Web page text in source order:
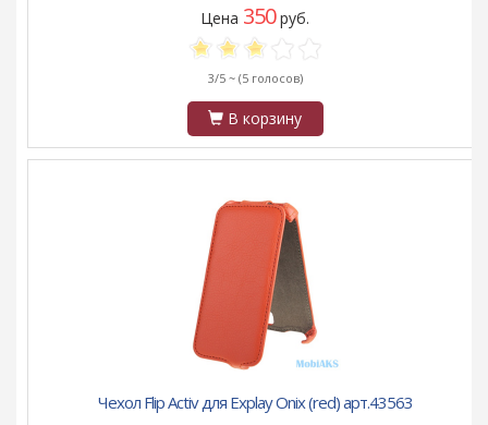
Цена 350руб.
3/5 ~ (5 голосов)
В корзину
Чехол Flip Activ для Explay Onix (red) арт.43563